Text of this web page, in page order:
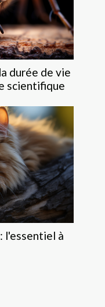
durée de vie
scientifique
l'essentiel à